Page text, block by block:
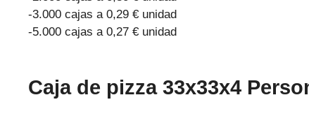
-3.000 cajas a 0,29 € unidad
-5.000 cajas a 0,27 € unidad
Caja de pizza 33x33x4